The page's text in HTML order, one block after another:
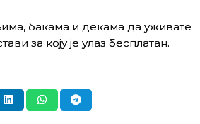
бакама и декама да уживате
за коју је улаз бесплатан.